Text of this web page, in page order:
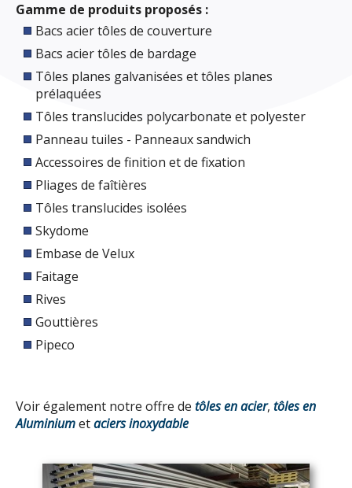
Gamme de produits proposés :
Bacs acier tôles de couverture
Bacs acier tôles de bardage
Tôles planes galvanisées et tôles planes
prélaquées
Tôles translucides polycarbonate et polyester
Panneau tuiles - Panneaux sandwich
Accessoires de finition et de fixation
Pliages de faîtières
Tôles translucides isolées
Skydome
Embase de Velux
Faitage
Rives
Gouttières
Pipeco
Voir également notre offre de tôles en acier, tôles en
Aluminiumetaciers inoxydable